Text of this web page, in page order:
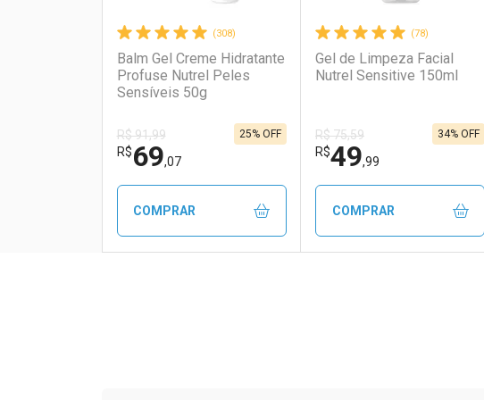
(308)
Balm Gel Creme Hidratante
Profuse Nutrel Peles
Sensíveis 50g
R$ 91,99
R$69,07
25% OFF
COMPRAR
(78)
Gel de Limpeza Facial
Nutrel Sensitive 150ml
R$ 75,59
R$49,99
34% OFF
COMPRAR